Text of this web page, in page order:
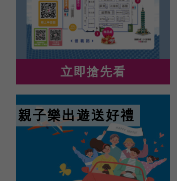
立即搶先看
親子樂出遊送好禮